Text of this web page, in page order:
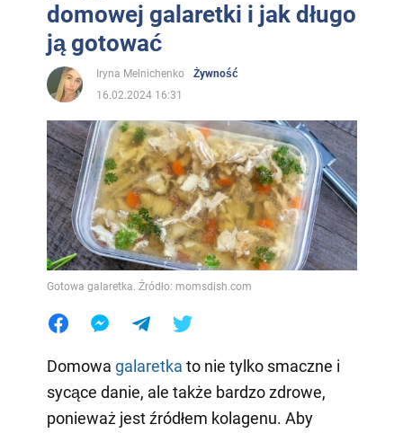
domowej galaretki i jak długo
ją gotować
Iryna Melnichenko
Żywność
16.02.2024 16:31
Gotowa galaretka. Źródło: momsdish.com
Domowa galaretka to nie tylko smaczne i
sycące danie, ale także bardzo zdrowe,
ponieważ jest źródłem kolagenu. Aby